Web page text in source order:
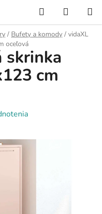
Hľadať
KOŠÍK
/ Bufety a komody / vidaXL
oceľová
skrinka
cm